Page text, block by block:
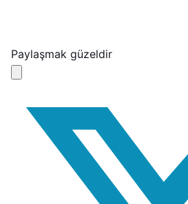
Paylaşmak güzeldir